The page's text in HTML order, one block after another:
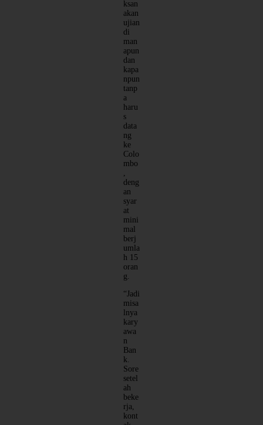
ksan
akan
ujian
di
man
apun
dan
kapa
npun
tanp
a
haru
s
data
ng
ke
Colo
mbo
deng
an
syar
at
mini
mal
berj
umla
h 15
oran
g.
“Jadi
misa
lnya
kary
awa
n
Ban
k.
Sore
setel
ah
beke
rja,
kont